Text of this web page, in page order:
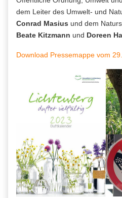
dem Leiter des Umwelt- und
Conrad Masius und dem
Beate Kitzmann und Doreen
Download Pressemappe vom